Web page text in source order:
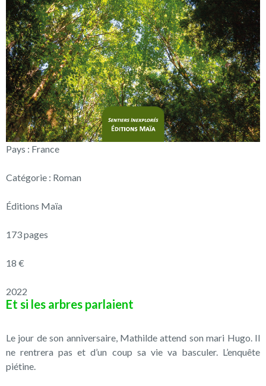
Pays : France
Catégorie : Roman
Éditions Maïa
173 pages
18 €
2022
Et si les arbres parlaient
Le jour de son anniversaire, Mathilde attend son mari Hugo. Il
ne rentrera pas et d’un coup sa vie va basculer. L’enquête
piétine.